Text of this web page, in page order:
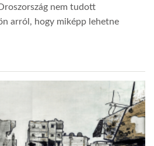
nem tudott
arról, hogy miképp lehetne